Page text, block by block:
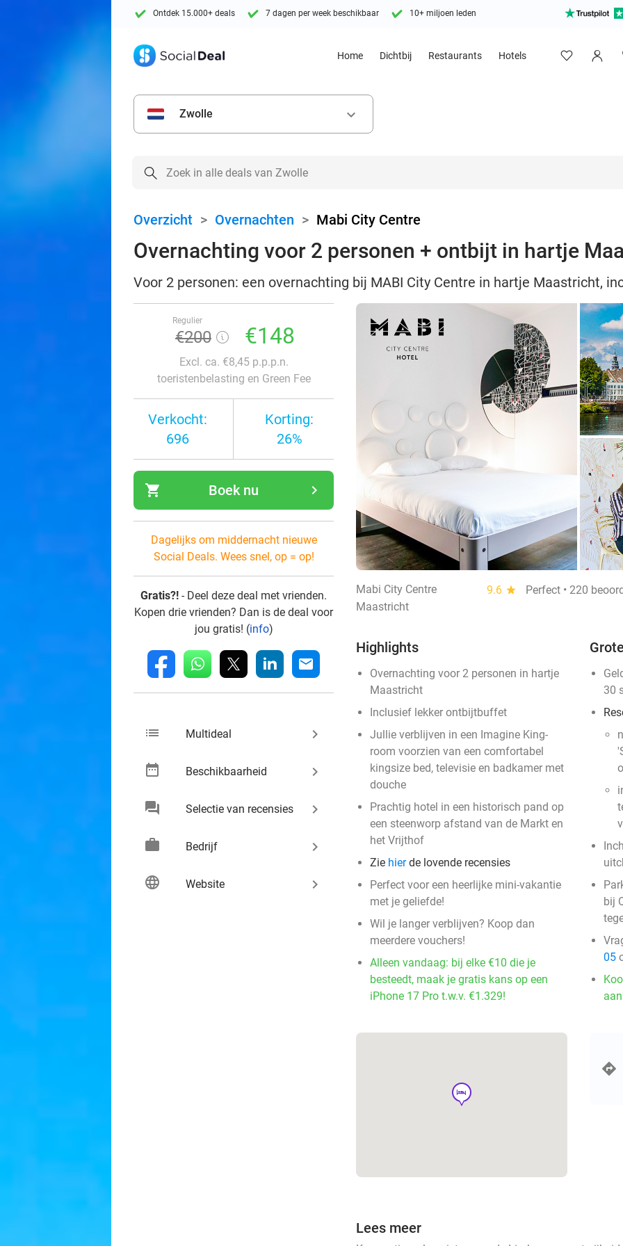
Ontdek 15.000+ deals 7 dagen per week beschikbaar 10+ miljoen leden
Home Dichtbij Restaurants Hotels
Zwolle keyboard_arrow_down
Overzicht > Overnachten > Mabi City Centre
Overnachting voor 2 personen + ontbijt in hartje
Voor 2 personen: een overnachting bij MABI City Centre in hartje Maastricht,
Regulier
€200 €148
Excl. ca. €8,45 p.p.p.n.
toeristenbelasting en Green Fee
Verkocht:
696
Korting:
26%
shopping_cart navigate_next
Boek nu
Dagelijks om middernacht nieuwe
Social Deals. Wees snel, op = op!
Gratis?! - Deel deze deal met vrienden.
Kopen drie vrienden? Dan is de deal voor
jou gratis! (info)
fb whatsapp linkedin mail
list Multideal keyboard_arrow_right
date_range Beschikbaarheid keyboard_arrow_right
chat Selectie van recensies keyboard_arrow_right
work Bedrijf keyboard_arrow_right
language Website keyboard_arrow_right
Mabi City Centre 9.6 star
Perfect • 220
Maastricht
Highlights
Overnachting voor 2 personen in hartje
Maastricht
Inclusief lekker ontbijtbuffet
Jullie verblijven in een Imagine King-
room voorzien van een comfortabel
kingsize bed, televisie en badkamer met
douche
Prachtig hotel in een historisch pand op
een steenworp afstand van de Markt en
het Vrijthof
Zie hierde lovende recensies
Perfect voor een heerlijke mini-vakantie
met je geliefde!
Wil je langer verblijven? Koop dan
meerdere vouchers!
Alleen vandaag: bij elke €10 die je
besteedt, maak je gratis kans op een
iPhone 17 Pro t.w.v. €1.329!
30
bij
05
hotel
Lees meer